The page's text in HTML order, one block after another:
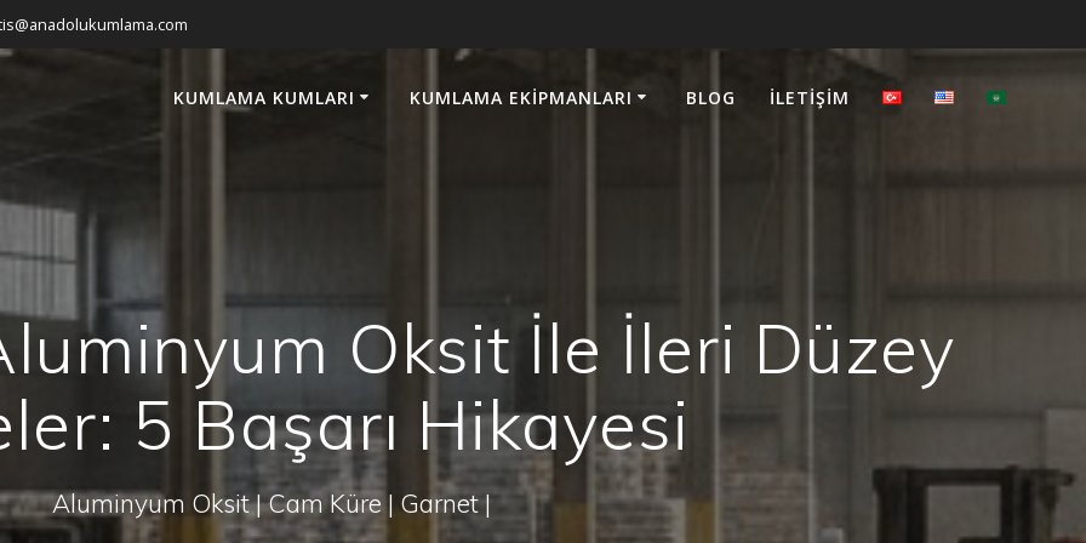
KUMLAMA KUMLARI KUMLAMA EKIPMANLARI BLOG İLETIŞIM
Oksit İle İleri Düzey
5 Başarı Hikayesi
Aluminyum Oksit | Cam Küre | Garnet |